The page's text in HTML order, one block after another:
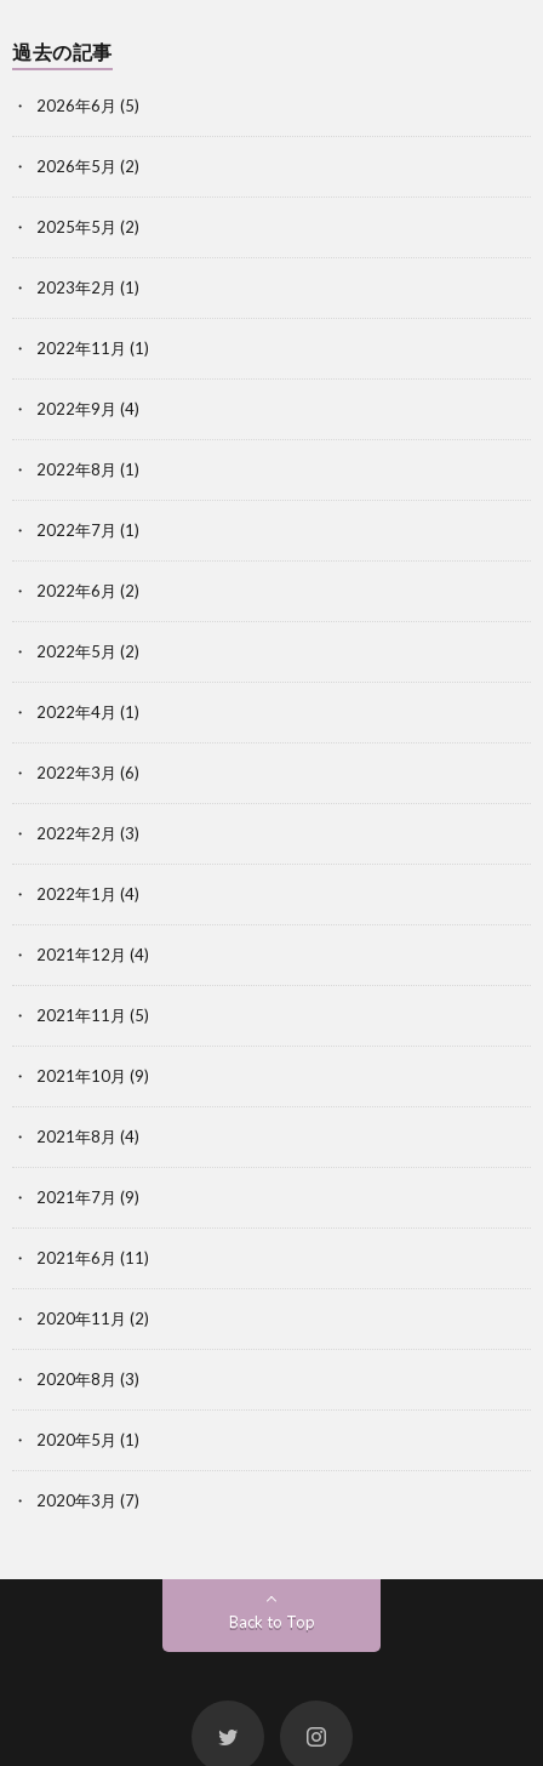
過去の記事
2026年6月 (5)
2026年5月 (2)
2025年5月 (2)
2023年2月 (1)
2022年11月 (1)
2022年9月 (4)
2022年8月 (1)
2022年7月 (1)
2022年6月 (2)
2022年5月 (2)
2022年4月 (1)
2022年3月 (6)
2022年2月 (3)
2022年1月 (4)
2021年12月 (4)
2021年11月 (5)
2021年10月 (9)
2021年8月 (4)
2021年7月 (9)
2021年6月 (11)
2020年11月 (2)
2020年8月 (3)
2020年5月 (1)
2020年3月 (7)
Back to Top